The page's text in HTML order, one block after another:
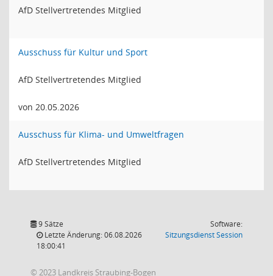
AfD Stellvertretendes Mitglied
Ausschuss für Kultur und Sport
AfD Stellvertretendes Mitglied
von 20.05.2026
Ausschuss für Klima- und Umweltfragen
AfD Stellvertretendes Mitglied
9 Sätze
Letzte Änderung: 06.08.2026
18:00:41
Software:
SitzungsdienstSession(Wird in
© 2023 Landkreis Straubing-Bogen